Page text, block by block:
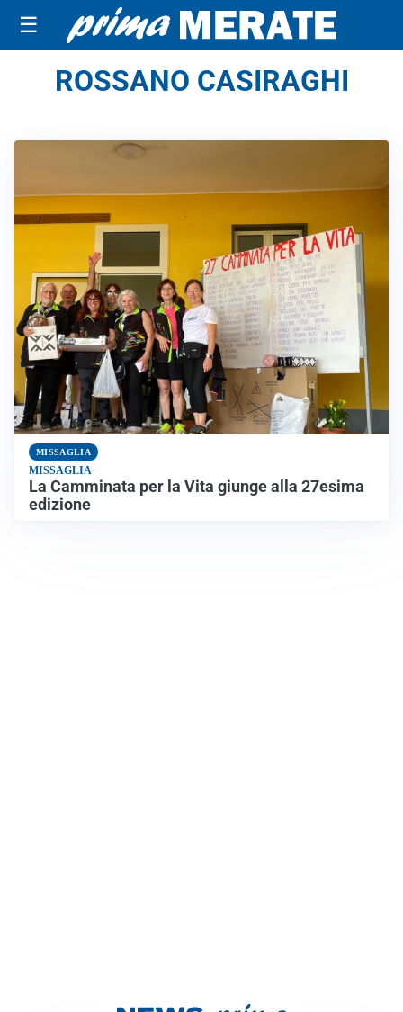
☰
ROSSANO CASIRAGHI
MISSAGLIA
MISSAGLIA
La Camminata per la Vita giunge alla 27esima
edizione